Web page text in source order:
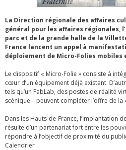
La Direction régionale des affaires
général pour les affaires régionales,
parc et de la grande halle de la
France lancent un appel à
déploiement de Micro-Folies mobiles
Le dispositif « Micro-Folie » consiste à
cœur d’un équipement déjà existant.
tels qu’un FabLab, des postes de réalité
scénique – peuvent compléter l’offre de la
Dans les Hauts-de-France, l’implantation
résulte d’un partenariat fort entre les
répondre à l’objectif de proximité du
Calendrier